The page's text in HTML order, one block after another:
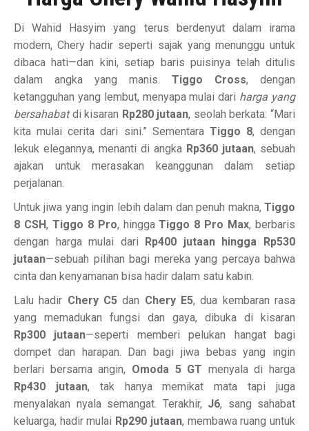
Di Wahid Hasyim yang terus berdenyut dalam irama
modern, Chery hadir seperti sajak yang menunggu untuk
dibaca hati—dan kini, setiap baris puisinya telah ditulis
dalam angka yang manis. Tiggo Cross, dengan
ketangguhan yang lembut, menyapa mulai dari harga yang
bersahabatdi kisaran Rp280 jutaan, seolah berkata: “Mari
kita mulai cerita dari sini.” Sementara Tiggo 8, dengan
lekuk elegannya, menanti di angka Rp360 jutaan, sebuah
ajakan untuk merasakan keanggunan dalam setiap
perjalanan.
Untuk jiwa yang ingin lebih dalam dan penuh makna, Tiggo
8 CSH, Tiggo 8 Pro, hinggaTiggo 8 Pro Max, berbaris
dengan harga mulai dari Rp400 jutaan hingga Rp530
jutaan—sebuah pilihan bagi mereka yang percaya bahwa
cinta dan kenyamanan bisa hadir dalam satu kabin.
Lalu hadir Chery C5 dan Chery E5, dua kembaran rasa
yang memadukan fungsi dan gaya, dibuka di kisaran
Rp300 jutaan—seperti memberi pelukan hangat bagi
dompet dan harapan. Dan bagi jiwa bebas yang ingin
berlari bersama angin, Omoda 5 GT menyala di harga
Rp430 jutaan, tak hanya memikat mata tapi juga
menyalakan nyala semangat. Terakhir, J6, sang sahabat
keluarga, hadir mulai Rp290 jutaan, membawa ruang untuk